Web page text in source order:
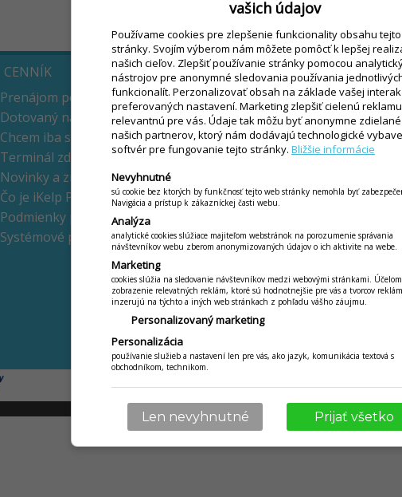
CENNÍK
Prenájom pokladní
Dotovaný nákup pokladní
Chcem iba software
Terminál zdarma
Novinky a zmeny
Čo je iKelp POS Mobile
Podmienky používania
Systémové požiadavky
VYSKÚŠAŤ ZADARMO
bez inštalácie
VIAC
Návody a videokurzy
Zriadiť
Newsletter
Referencie
Vyskúšať zadarmo
Ochrana osobných údajov
Staňte sa partnerom
vašich údajov
Používame cookies pre zlepšenie funkcionality obsahu tejto
stránky. Svojím výberom nám môžete pomôcť k lepšej
našich cieľov. Zlepšiť používanie stránky pomocou
nástrojov pre anonymné sledovania používania
funkcionalít. Perzonalizovať obsah na základe vašej
preferovaných nastavení. Marketing zlepšiť cielenú
relevantnú pre vás. Údaje tak môžu byť anonymne
našich partnerov, ktorý nám dodávajú technologické
softvér pre fungovanie tejto stránky. Bližšie informácie
Nevyhnutné
sú cookie bez ktorých by funkčnosť tejto web stránky nemohla byť
Navigácia a prístup k zákazníckej časti webu.
Analýza
analytické cookies slúžiace majiteľom webstránok na porozumenie správania
návštevníkov webu zberom anonymizovaných údajov o ich aktivite na webe.
Marketing
cookies slúžia na sledovanie návštevníkov medzi webovými stránkami.
zobrazenie relevatných reklám, ktoré sú hodnotnejšie pre vás a tvorcov
inzerujú na týchto a iných web stránkach z pohľadu vášho záujmu.
Personalizovaný marketing
Personalizácia
používanie služieb a nastavení len pre vás, ako jazyk, komunikácia textová s
obchodníkom, technikom.
Len nevyhnutné Prijať všetko
© 2009 - 2026 Abiset s.r.o. | powered by iKelp